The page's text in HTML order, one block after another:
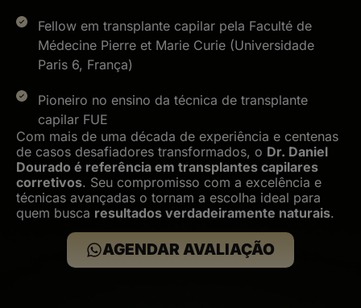
Fellow em transplante capilar pela Faculté de
Médecine Pierre et Marie Curie (Universidade
Paris 6, França)
Pioneiro no ensino da técnica de transplante
capilar FUE
Com mais de uma década de experiência e centenas
de casos desafiadores transformados, o Dr. Daniel
Dourado é referência em transplantes capilares
corretivos. Seu compromisso com a excelência e
técnicas avançadas o tornam a escolha ideal para
quem busca resultados verdadeiramente naturais.
AGENDAR AVALIAÇÃO